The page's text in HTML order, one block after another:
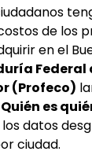
de los
en el
Federal
(Profeco)
es
datos
ciudad.